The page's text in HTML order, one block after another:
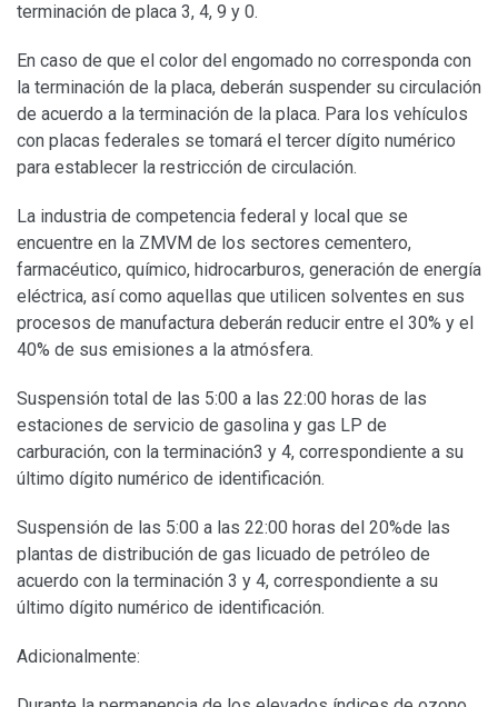
terminación de placa 3, 4, 9 y 0.
En caso de que el color del engomado no corresponda con
la terminación de la placa, deberán suspender su circulación
de acuerdo a la terminación de la placa. Para los vehículos
con placas federales se tomará el tercer dígito numérico
para establecer la restricción de circulación.
La industria de competencia federal y local que se
encuentre en la ZMVM de los sectores cementero,
farmacéutico, químico, hidrocarburos, generación de energía
eléctrica, así como aquellas que utilicen solventes en sus
procesos de manufactura deberán reducir entre el 30% y el
40% de sus emisiones a la atmósfera.
Suspensión total de las 5:00 a las 22:00 horas de las
estaciones de servicio de gasolina y gas LP de
carburación, con la terminación3 y 4, correspondiente a su
último dígito numérico de identificación.
Suspensión de las 5:00 a las 22:00 horas del 20%de las
plantas de distribución de gas licuado de petróleo de
acuerdo con la terminación 3 y 4, correspondiente a su
último dígito numérico de identificación.
Adicionalmente: